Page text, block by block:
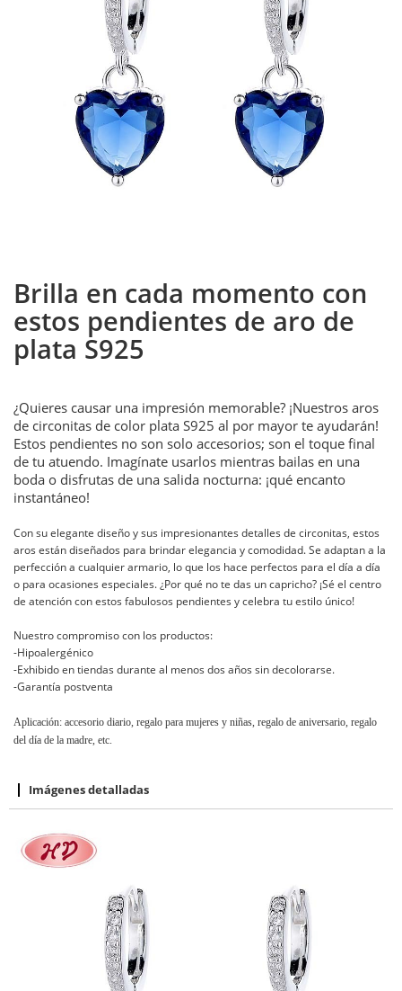
Brilla en cada momento con
estos pendientes de aro de
plata S925
¿Quieres causar una impresión memorable? ¡Nuestros aros
de circonitas de color plata S925 al por mayor te ayudarán!
Estos pendientes no son solo accesorios; son el toque final
de tu atuendo. Imagínate usarlos mientras bailas en una
boda o disfrutas de una salida nocturna: ¡qué encanto
instantáneo!
Con su elegante diseño y sus impresionantes detalles de circonitas, estos
aros están diseñados para brindar elegancia y comodidad. Se adaptan a la
perfección a cualquier armario, lo que los hace perfectos para el día a día
o para ocasiones especiales. ¿Por qué no te das un capricho? ¡Sé el centro
de atención con estos fabulosos pendientes y celebra tu estilo único!
Nuestro compromiso con los productos:
-Hipoalergénico
-Exhibido en tiendas durante al menos dos años sin decolorarse.
-Garantía postventa
Aplicación: accesorio diario, regalo para mujeres y niñas, regalo de aniversario, regalo
del día de la madre, etc.
Imágenes detalladas